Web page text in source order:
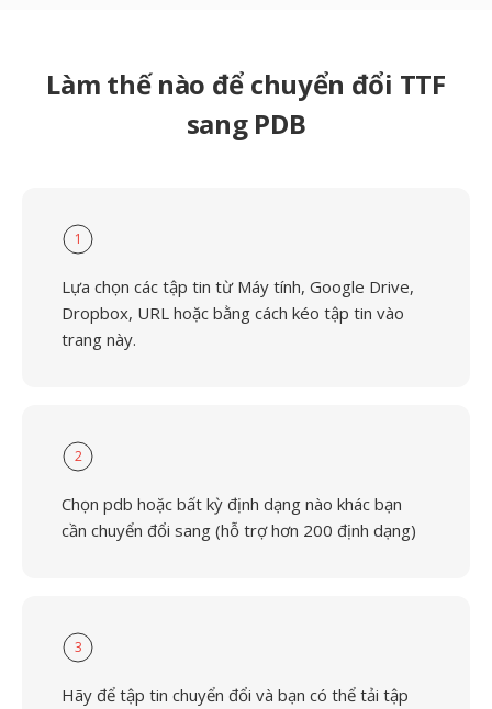
Làm thế nào để chuyển đổi TTF
sang PDB
1
Lựa chọn các tập tin từ Máy tính, Google Drive,
Dropbox, URL hoặc bằng cách kéo tập tin vào
trang này.
2
Chọn pdb hoặc bất kỳ định dạng nào khác bạn
cần chuyển đổi sang (hỗ trợ hơn 200 định dạng)
3
Hãy để tập tin chuyển đổi và bạn có thể tải tập